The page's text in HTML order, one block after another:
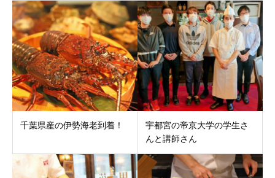
千葉県産の伊勢海老到着！
宇都宮の帝京大学の学生さ
んと講師さん